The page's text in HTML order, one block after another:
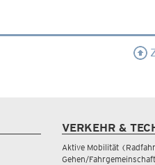
VERKEHR &
Aktive Mobilität
Gehen/